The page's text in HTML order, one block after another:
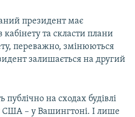
президент має
кабінету та скласти плани
переважно, змінюються
залишається на другий
публічно на сходах будівлі
США – у Вашингтоні. І лише